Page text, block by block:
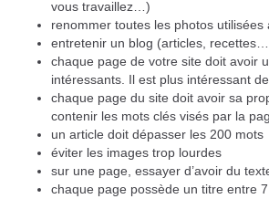
vous travaillez…)
renommer toutes les photos
entretenir un blog (articles,
chaque page de votre site doit avoir
intéressants. Il est plus intéressant
chaque page du site doit avoir sa
contenir les mots clés visés par la
un article doit dépasser les 200 mots
éviter les images trop lourdes
sur une page, essayer d’avoir du
chaque page possède un titre entre